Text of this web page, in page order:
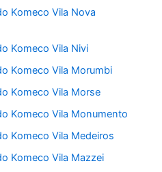
Komeco Vila Nova
Komeco Vila Nivi
Komeco Vila Morumbi
Komeco Vila Morse
Komeco Vila Monumento
Komeco Vila Medeiros
Komeco Vila Mazzei